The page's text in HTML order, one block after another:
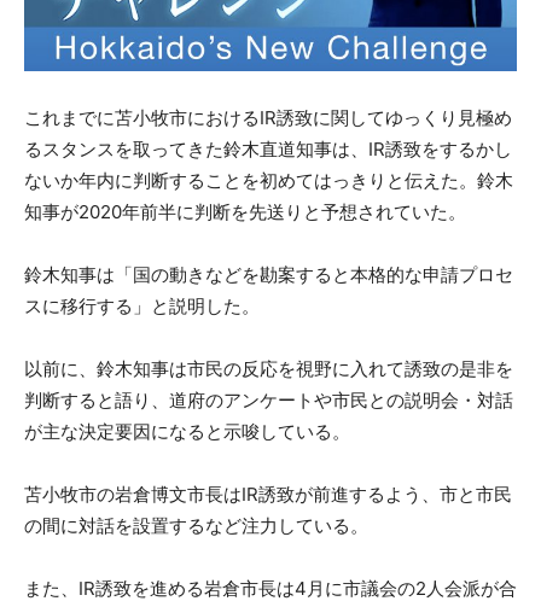
これまでに苫小牧市におけるIR誘致に関してゆっくり見極め
るスタンスを取ってきた鈴木直道知事は、IR誘致をするかし
ないか年内に判断することを初めてはっきりと伝えた。鈴木
知事が2020年前半に判断を先送りと予想されていた。
鈴木知事は「国の動きなどを勘案すると本格的な申請プロセ
スに移行する」と説明した。
以前に、鈴木知事は市民の反応を視野に入れて誘致の是非を
判断すると語り、道府のアンケートや市民との説明会・対話
が主な決定要因になると示唆している。
苫小牧市の岩倉博文市長はIR誘致が前進するよう、市と市民
の間に対話を設置するなど注力している。
また、IR誘致を進める岩倉市長は4月に市議会の2人会派が合